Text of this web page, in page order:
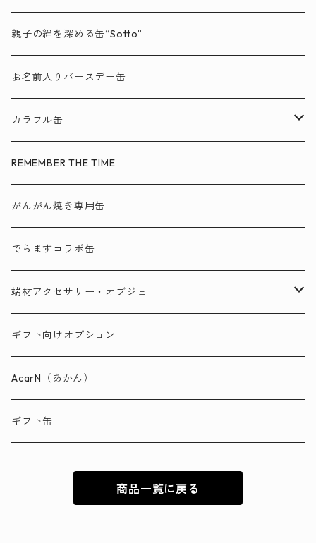
親子の絆を深める缶“Sotto”
お名前入りバースデー缶
カラフル缶
ワーク缶
スクエア缶
ラウンド缶
トール缶
REMEMBER THE TIME
がんがん焼き専用缶
でらますコラボ缶
端材アクセサリー・オブジェ
端材アクセサリー「Sumikiri」
端材オブジェ
ギフト向けオプション
AcarN（あかん）
ギフト缶
商品一覧に戻る